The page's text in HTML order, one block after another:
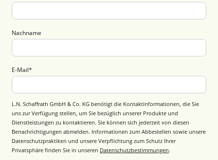
Nachname
E-Mail*
L.N. Schaffrath GmbH & Co. KG benötigt die Kontaktinformationen, die Sie
uns zur Verfügung stellen, um Sie bezüglich unserer Produkte und
Dienstleistungen zu kontaktieren. Sie können sich jederzeit von diesen
Benachrichtigungen abmelden. Informationen zum Abbestellen sowie unsere
Datenschutzpraktiken und unsere Verpflichtung zum Schutz Ihrer
Privatsphäre finden Sie in unseren Datenschutzbestimmungen.